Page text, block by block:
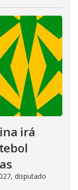
irá
disputado